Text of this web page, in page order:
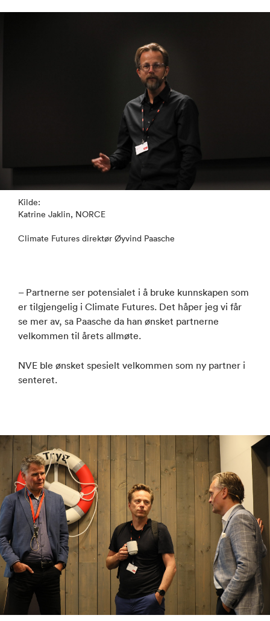
Kilde:
Katrine Jaklin, NORCE
Climate Futures direktør Øyvind Paasche
– Partnerne ser potensialet i å bruke kunnskapen som
er tilgjengelig i Climate Futures. Det håper jeg vi får
se mer av, sa Paasche da han ønsket partnerne
velkommen til årets allmøte.
NVE ble ønsket spesielt velkommen som ny partner i
senteret.